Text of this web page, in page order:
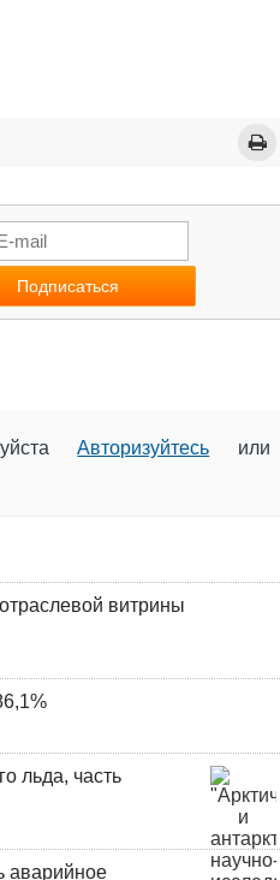
Авторизуйтесь или
витрины
льда, часть
аварийное